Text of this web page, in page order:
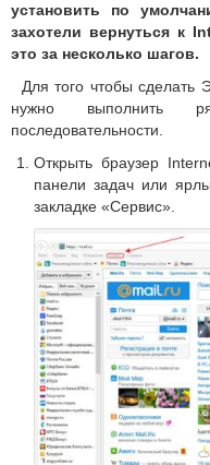
установить по
захотели вернуться к
это за несколько шагов.
Для того чтобы сделать
нужно выполнить
последовательности.
Открыть браузер
панели задач или
закладке «Сервис».